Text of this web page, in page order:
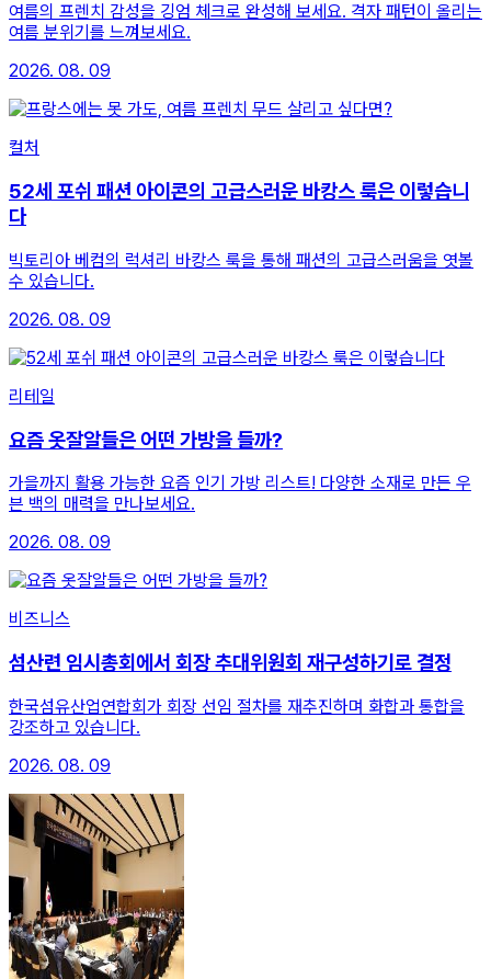
여름의 프렌치 감성을 깅엄 체크로 완성해 보세요. 격자 패턴이 올리는
여름 분위기를 느껴보세요.
2026. 08. 09
컬처
52세 포쉬 패션 아이콘의 고급스러운 바캉스 룩은 이렇습니
다
빅토리아 베컴의 럭셔리 바캉스 룩을 통해 패션의 고급스러움을 엿볼
수 있습니다.
2026. 08. 09
리테일
요즘 옷잘알들은 어떤 가방을 들까?
가을까지 활용 가능한 요즘 인기 가방 리스트! 다양한 소재로 만든 우
븐 백의 매력을 만나보세요.
2026. 08. 09
비즈니스
섬산련 임시총회에서 회장 추대위원회 재구성하기로 결정
한국섬유산업연합회가 회장 선임 절차를 재추진하며 화합과 통합을
강조하고 있습니다.
2026. 08. 09